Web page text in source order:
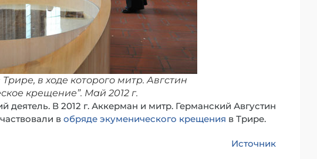
в ходе которого митр. Авгстин
крещение”. Май 2012 г.
деятель. В 2012 г. Аккерман и митр. Германский Августин
в обряде экуменического крещения в Трире.
Источник